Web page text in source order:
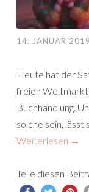
14. JANUAR 2019
Heute hat der
freien Weltmarkt
Buchhandlung.
solche sein, lässt
Weiterlesen →
Teile diesen